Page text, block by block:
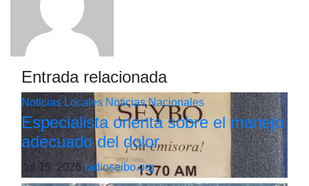
Entrada relacionada
Noticias Locales Noticias Nacionales
Especialista orienta sobre el manejo
adecuado del dolor
Jul 15, 2026radioseibo.org